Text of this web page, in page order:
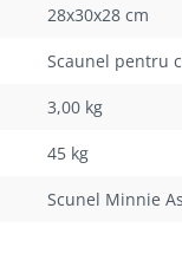
28x30x28 cm
Scaunel pentru
3,00 kg
45 kg
Scunel Minnie